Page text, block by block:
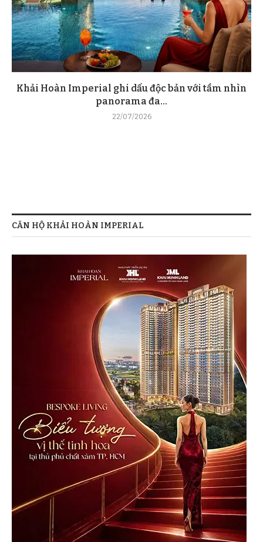
Khải Hoàn Imperial ghi dấu độc bản với tầm nhìn
panorama đa...
22/07/2026
CĂN HỘ KHẢI HOÀN IMPERIAL